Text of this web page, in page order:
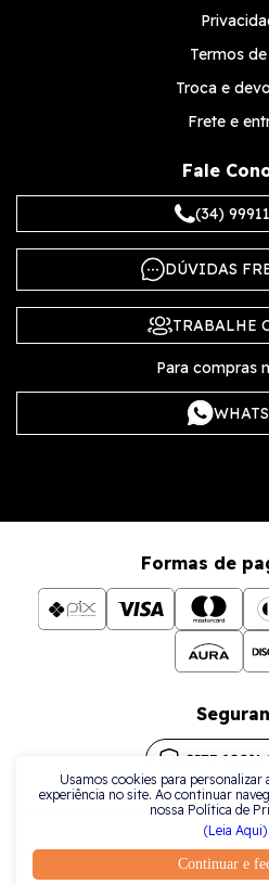
Continuar e
Usamos cookies para personalizar
experiência no site. Ao continuar
nossa Política de
(Leia Aqui)
Termos
Troca e
Frete e
Fale
(34)
DÚVIDAS
TRABALHE
Para compras
Formas de
Todos os direitos reservados a La
| CNPJ: